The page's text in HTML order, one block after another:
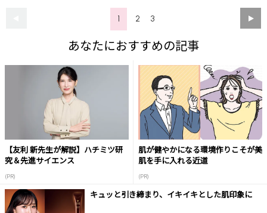
1 2 3
あなたにおすすめの記事
【友利 新先生が解説】ハチミツ研
究＆先進サイエンス
(PR)
肌が健やかになる環境作りこそが美
肌を手に入れる近道
(PR)
キュッと引き締まり、イキイキとした肌印象に